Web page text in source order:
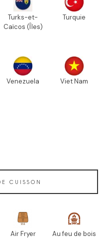
Turks-et-
Caïcos (Îles)
Turquie
Venezuela Viet Nam
CUISSON
Air Fryer Au feu de bois